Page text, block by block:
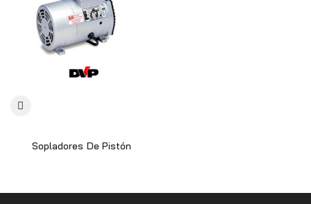
Sopladores De Pistón